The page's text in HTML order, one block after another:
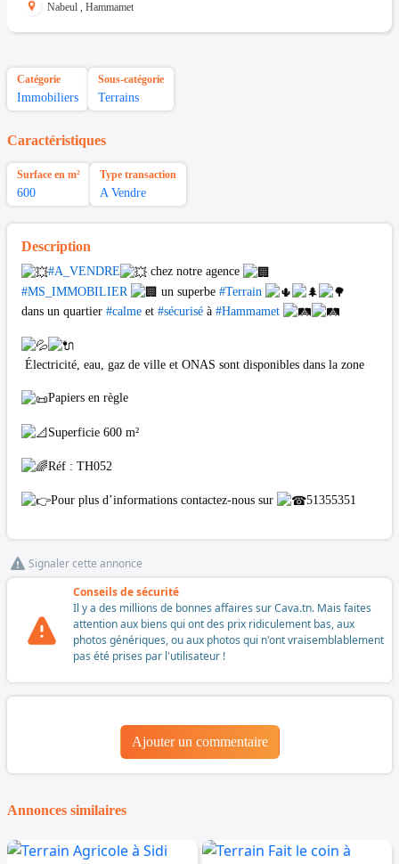
Nabeul , Hammamet
Catégorie
Immobiliers
Sous-catégorie
Terrains
Caractéristiques
Surface en m²
600
Type transaction
A Vendre
Description
#A_VENDRE
chez notre agence
#MS_IMMOBILIER
un superbe #Terrain
dans un quartier #calme et #sécurisé à #Hammamet
Électricité, eau, gaz de ville et ONAS sont disponibles dans la zone
Papiers en règle
Superficie 600 m²
Réf : TH052
Pour plus d’informations contactez-nous sur 51355351
Signaler cette annonce
Conseils de sécurité
Il y a des millions de bonnes affaires sur Cava.tn. Mais faites
attention aux biens qui ont des prix ridiculement bas, aux
photos génériques, ou aux photos qui n'ont vraisemblablement
pas été prises par l'utilisateur !
Ajouter un commentaire
Annonces similaires